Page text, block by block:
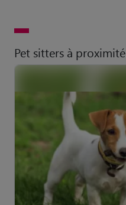
Pet sitters à proximité